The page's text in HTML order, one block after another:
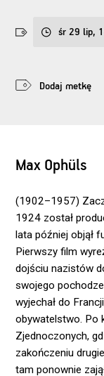
śr 29 lip,
Dodaj metkę
Max Ophüls
(1902–1957)
1924 został
lata później objął
Pierwszy film
dojściu nazistów
swojego
wyjechał do
obywatelstwo. Po
Zjednoczonych,
zakończeniu
tam ponownie